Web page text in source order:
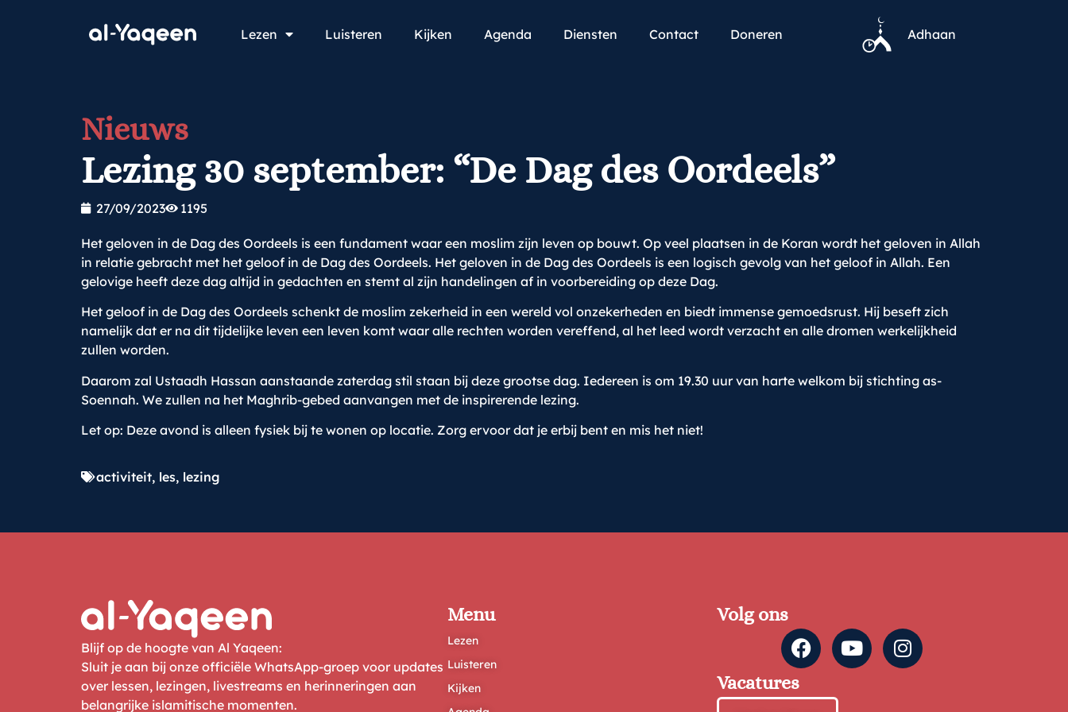
Lezen Luisteren Kijken Agenda Diensten Contact Doneren Adhaan
Nieuws
Lezing 30 september: “De Dag des Oordeels”
27/09/2023 1195
Het geloven in de Dag des Oordeels is een fundament waar een moslim zijn leven op bouwt. Op veel plaatsen in de Koran wordt het geloven in Allah
in relatie gebracht met het geloof in de Dag des Oordeels. Het geloven in de Dag des Oordeels is een logisch gevolg van het geloof in Allah. Een
gelovige heeft deze dag altijd in gedachten en stemt al zijn handelingen af in voorbereiding op deze Dag.
Het geloof in de Dag des Oordeels schenkt de moslim zekerheid in een wereld vol onzekerheden en biedt immense gemoedsrust. Hij beseft zich
namelijk dat er na dit tijdelijke leven een leven komt waar alle rechten worden vereffend, al het leed wordt verzacht en alle dromen werkelijkheid
zullen worden.
Daarom zal Ustaadh Hassan aanstaande zaterdag stil staan bij deze grootse dag. Iedereen is om 19.30 uur van harte welkom bij stichting as-
Soennah. We zullen na het Maghrib-gebed aanvangen met de inspirerende lezing.
Let op: Deze avond is alleen fysiek bij te wonen op locatie. Zorg ervoor dat je erbij bent en mis het niet!
activiteit, les, lezing
Blijf op de hoogte van Al Yaqeen:
Sluit je aan bij onze officiële WhatsApp-groep voor updates
over lessen, lezingen, livestreams en herinneringen aan
belangrijke islamitische momenten.
Menu
Lezen
Luisteren
Kijken
Volg ons
Vacatures